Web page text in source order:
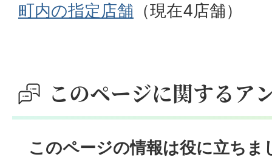
町内の指定店舗 （現在4店舗）
このページに関するア
このページの情報は役に立ちま